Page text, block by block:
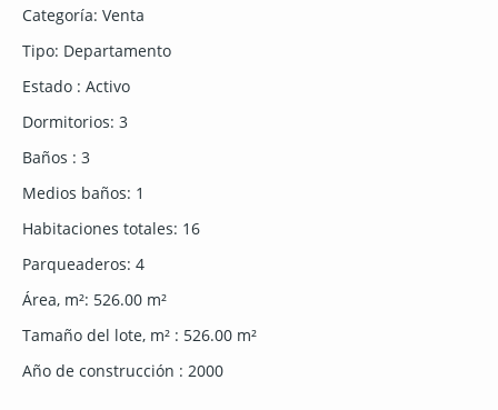
Categoría: Venta
Tipo: Departamento
Estado : Activo
Dormitorios: 3
Baños : 3
Medios baños: 1
Habitaciones totales: 16
Parqueaderos: 4
Área, m²: 526.00 m²
Tamaño del lote, m² : 526.00 m²
Año de construcción : 2000